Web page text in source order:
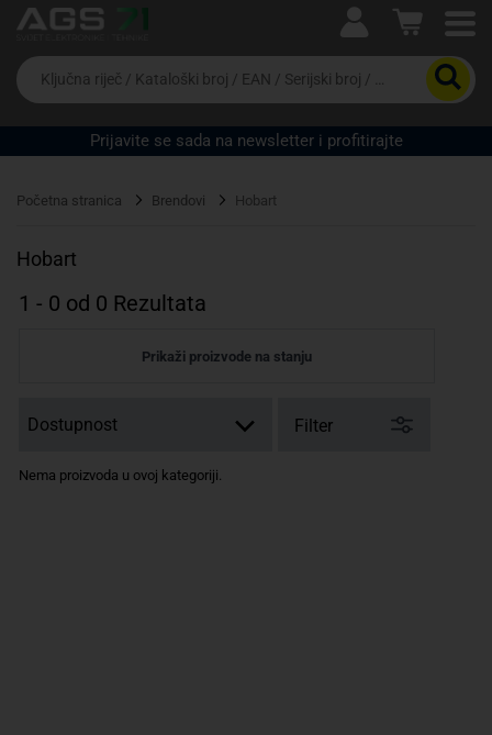
Ova postavka prilagođava asortiman proizvoda i
cijene vašim potrebama.
Da
biste
potražili
proizvod,
unesite
riječ,
EAN
serijski
Prijavite se sada na newsletter i profitirajte
Početna stranica Brendovi Hobart
Hobart
1 - 0 od 0 Rezultata
Prikaži proizvode na stanju
Filter
Nema proizvoda u ovoj kategoriji.